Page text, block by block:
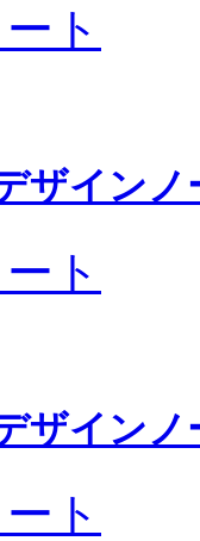
ト
ザインノ
ト
ザインノ
ト